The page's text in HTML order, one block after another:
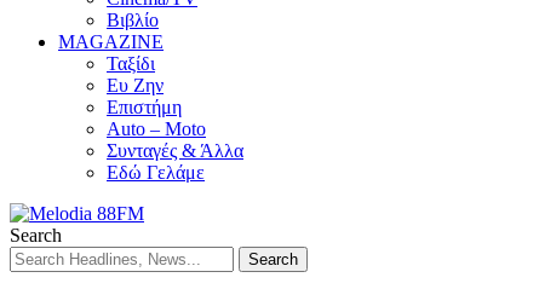
Βιβλίο
MAGAZINE
Ταξίδι
Ευ Ζην
Επιστήμη
Auto – Moto
Συνταγές & Άλλα
Εδώ Γελάμε
Search